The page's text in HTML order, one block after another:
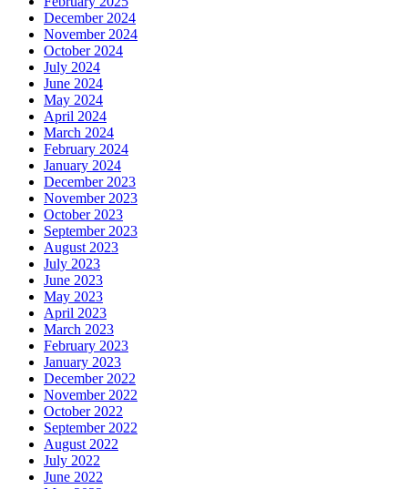
December 2024
November 2024
October 2024
July 2024
June 2024
May 2024
April 2024
March 2024
February 2024
January 2024
December 2023
November 2023
October 2023
September 2023
August 2023
July 2023
June 2023
May 2023
April 2023
March 2023
February 2023
January 2023
December 2022
November 2022
October 2022
September 2022
August 2022
July 2022
June 2022